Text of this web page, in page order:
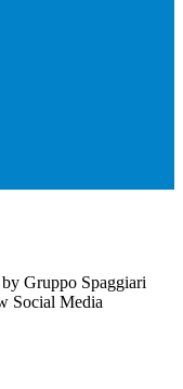
Gruppo Spaggiari
Social Media